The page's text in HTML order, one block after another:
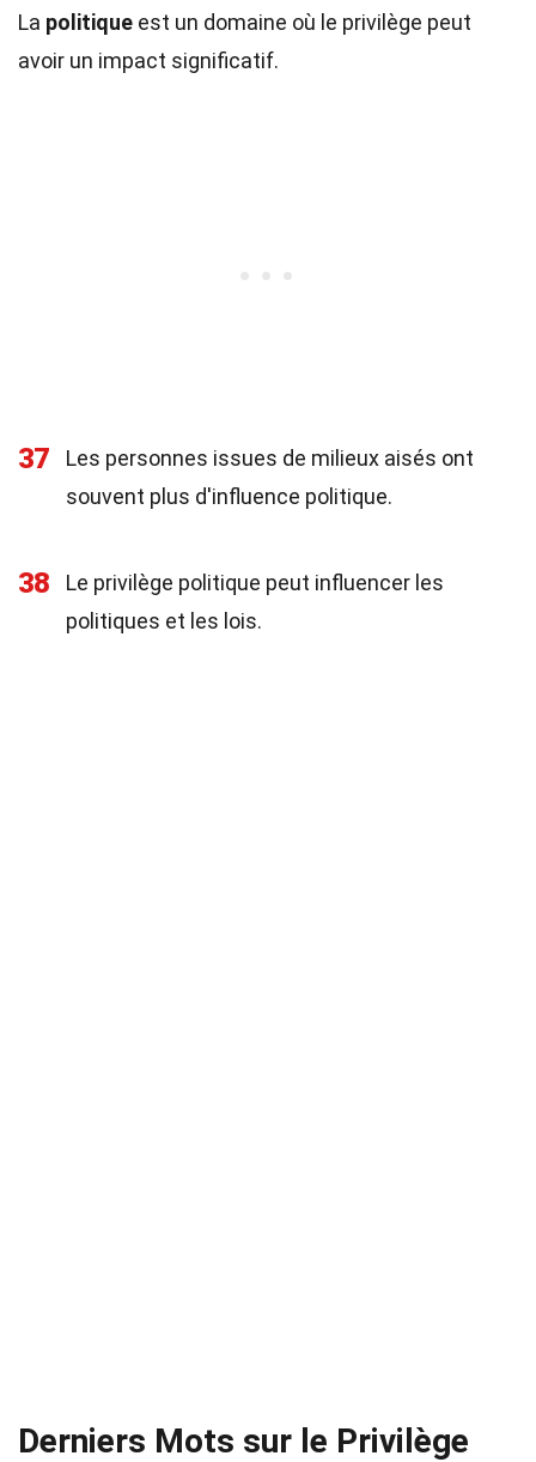
La politique est un domaine où le privilège peut
avoir un impact significatif.
37
Les personnes issues de milieux aisés ont
souvent plus d'influence politique.
38
Le privilège politique peut influencer les
politiques et les lois.
Derniers Mots sur le Privilège